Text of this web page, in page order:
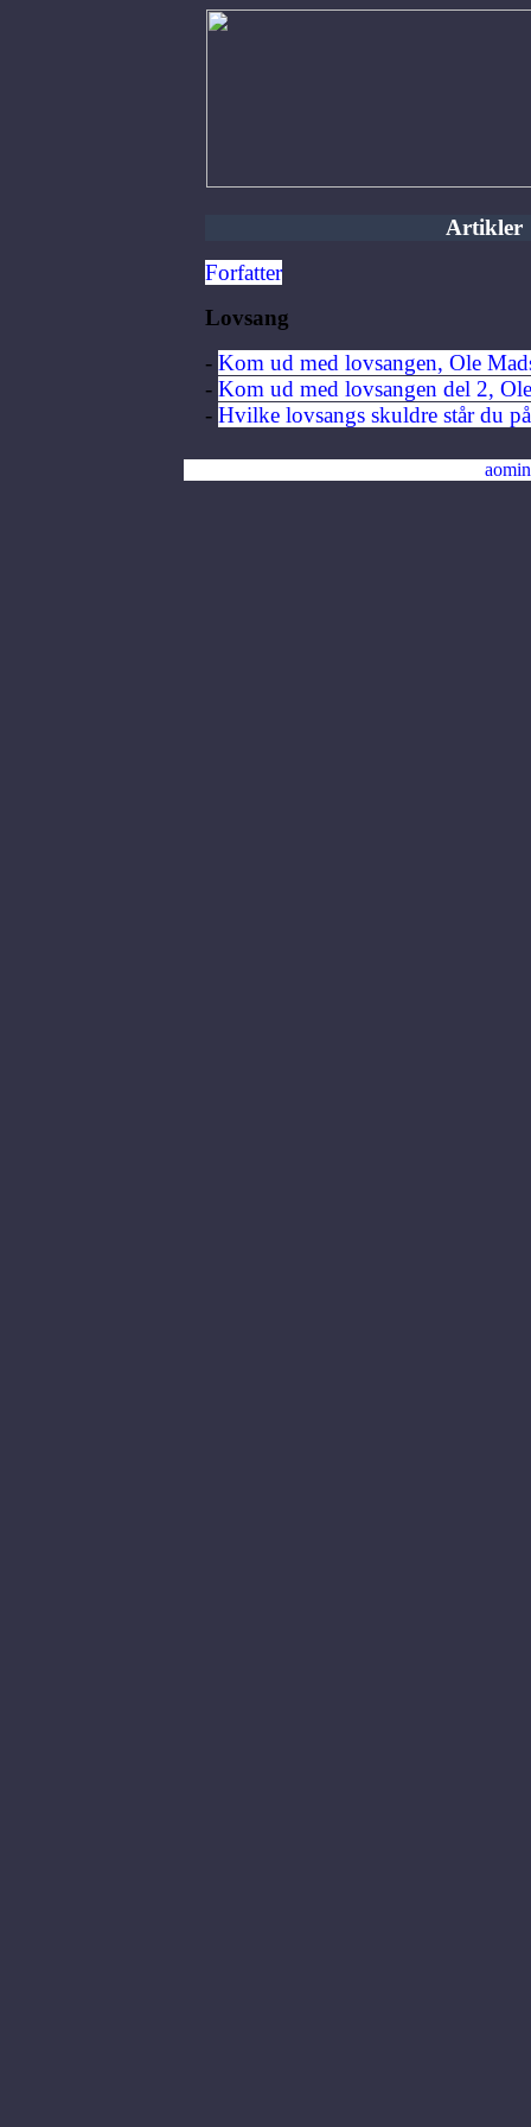
Artikler
Forfatter
Lovsang
- Kom ud med lovsangen, Ole
- Kom ud med lovsangen del 2,
- Hvilke lovsangs skuldre står du